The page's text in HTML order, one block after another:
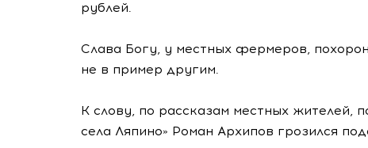
рублей.
Слава Богу, у местных фермеров,
не в пример другим.
К слову, по рассказам местных жителей,
села Ляпино» Роман Архипов грозился